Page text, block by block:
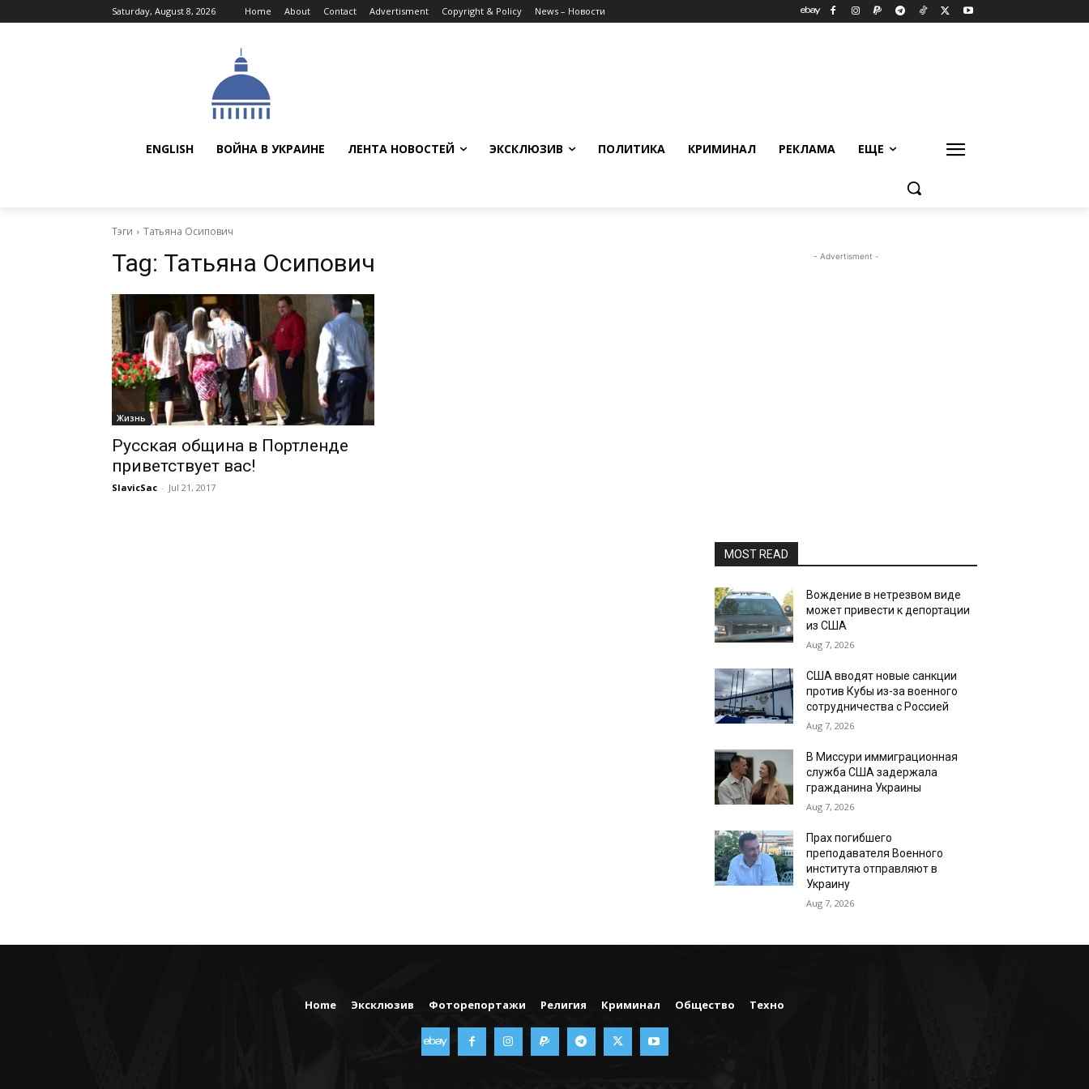
Saturday, August 8, 2026 Home About Contact Advertisment Copyright & Policy News – Новости
ENGLISH ВОЙНА В УКРАИНЕ ЛЕНТА НОВОСТЕЙ ЭКСКЛЮЗИВ ПОЛИТИКА КРИМИНАЛ РЕКЛАМА ЕЩЕ
Тэги Татьяна Осипович
Tag: Татьяна Осипович
Жизнь
Русская община в Портленде
приветствует вас!
SlavicSac - Jul 21, 2017
- Advertisment -
MOST READ
Вождение в нетрезвом виде
может привести к депортации
из США
Aug 7, 2026
США вводят новые санкции
против Кубы из-за военного
сотрудничества с Россией
Aug 7, 2026
В Миссури иммиграционная
служба США задержала
гражданина Украины
Aug 7, 2026
Прах погибшего
преподавателя Военного
института отправляют в
Украину
Aug 7, 2026
Home Эксклюзив Фоторепортажи Религия Криминал Общество Техно